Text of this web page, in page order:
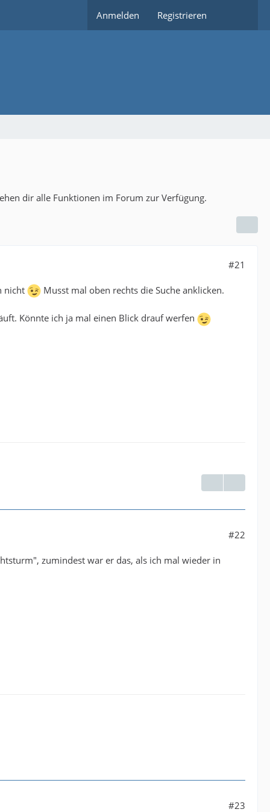
Anmelden Registrieren
dir alle Funktionen im Forum zur Verfügung.
#21
nicht Musst mal oben rechts die Suche anklicken.
Könnte ich ja mal einen Blick drauf werfen
#22
zumindest war er das, als ich mal wieder in
#23